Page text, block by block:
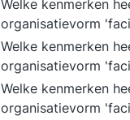
Welke kenmerken
organisatievorm
Welke kenmerken
organisatievorm
Welke kenmerken
organisatievorm